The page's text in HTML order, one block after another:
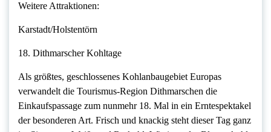
Weitere Attraktionen:
Karstadt/Holstentörn
18. Dithmarscher Kohltage
Als größtes, geschlossenes Kohlanbaugebiet Europas
verwandelt die Tourismus-Region Dithmarschen die
Einkaufspassage zum nunmehr 18. Mal in ein Erntespektakel
der besonderen Art. Frisch und knackig steht dieser Tag ganz